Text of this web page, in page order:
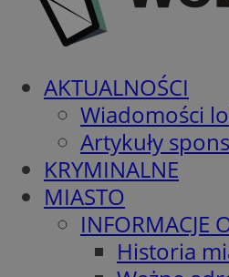
AKTUALNOŚCI
Wiadomości
Artykuły
KRYMINALNE
MIASTO
INFORMACJE
Historia